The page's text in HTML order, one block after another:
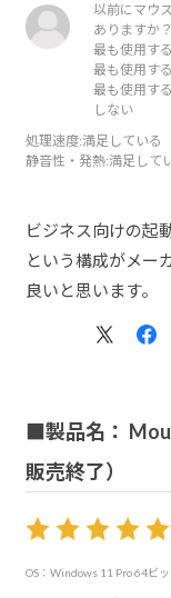
以前にマウ
ありますか
最も使用す
最も使用す
最も使用す
しない
処理速度:満足している
静音性・発熱:満足して
ビジネス向けの起
という構成がメー
良いと思います。
■製品名：
販売終了）
OS：Windows 11 Pro 64ビッ